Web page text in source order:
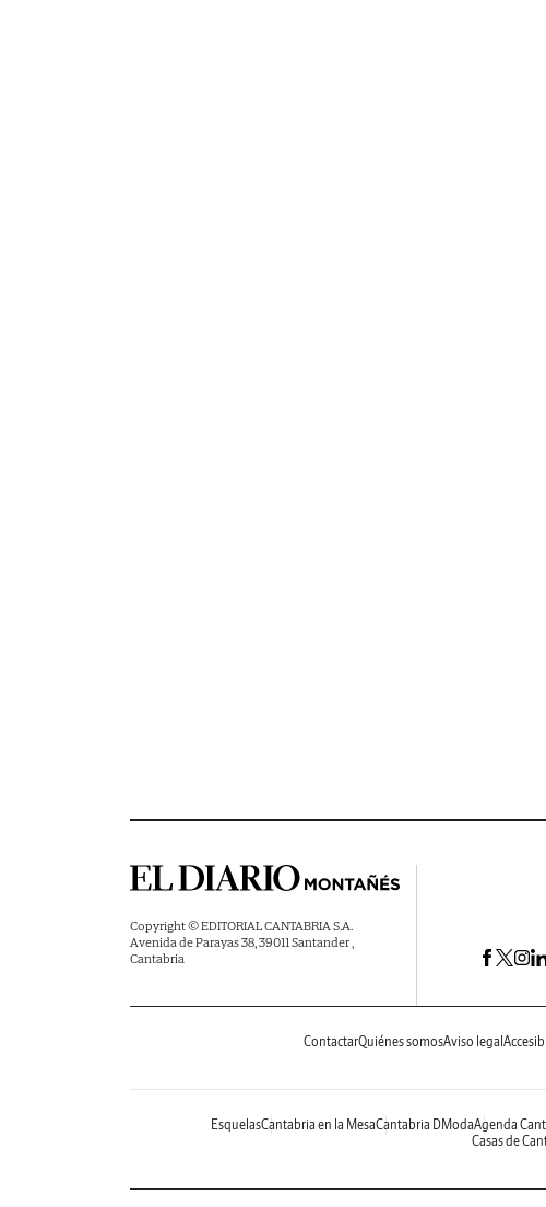
Copyright © EDITORIAL CANTABRIA S.A.
Avenida de Parayas 38, 39011 Santander ,
Cantabria
ContactarQuiénes somosAviso legal
EsquelasCantabria en la MesaCantabria DModaAgenda
Casas de